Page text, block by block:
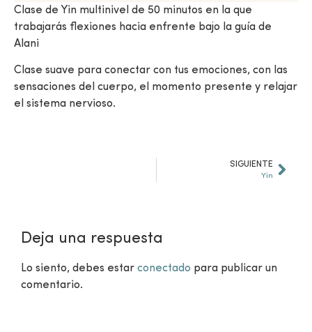
Clase de Yin multinivel de 50 minutos en la que
trabajarás flexiones hacia enfrente bajo la guía de
Alani
Clase suave para conectar con tus emociones, con las
sensaciones del cuerpo, el momento presente y relajar
el sistema nervioso.
SIGUIENTE
Yin
Deja una respuesta
Lo siento, debes estar conectado para publicar un
comentario.